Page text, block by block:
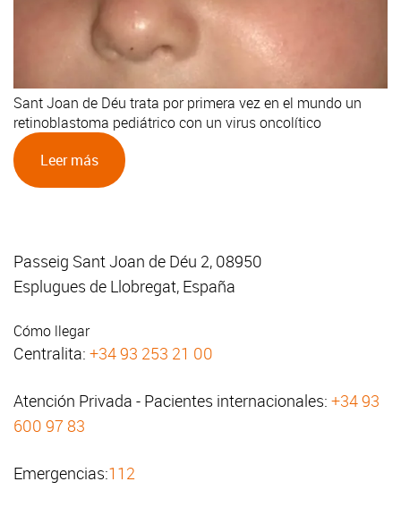
Sant Joan de Déu trata por primera vez en el mundo un
retinoblastoma pediátrico con un virus oncolítico
Leer más
Passeig Sant Joan de Déu 2, 08950
Esplugues de Llobregat, España
Cómo llegar
Centralita: +34 93 253 21 00
Atención Privada - Pacientes internacionales: +34 93
600 97 83
Emergencias:112